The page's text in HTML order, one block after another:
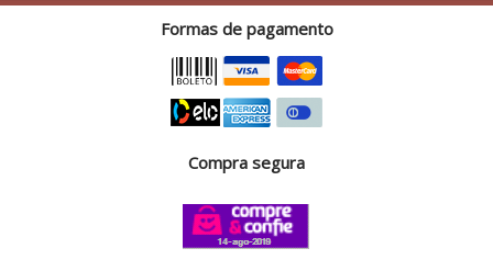
Formas de pagamento
Compra segura